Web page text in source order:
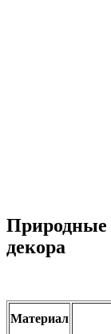
Природные
декора
Материал